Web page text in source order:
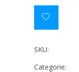
SKU:
Categorie: